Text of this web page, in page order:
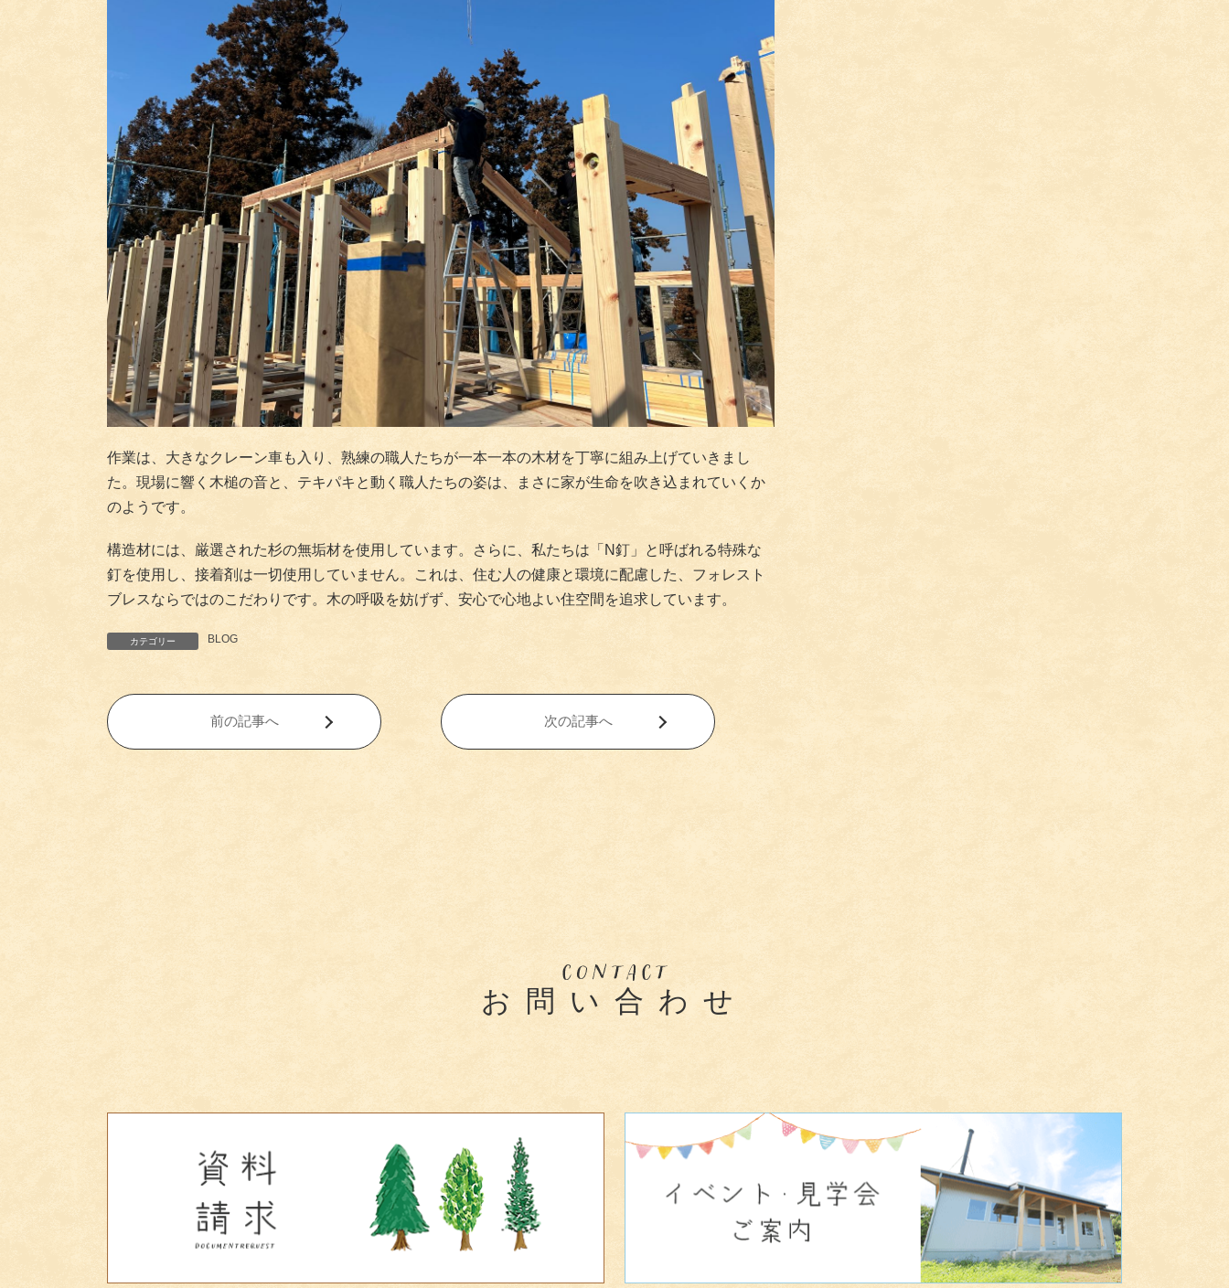
作業は、大きなクレーン車も入り、熟練の職人たちが一本一本の木材を丁寧に組み上げていきまし
た。現場に響く木槌の音と、テキパキと動く職人たちの姿は、まさに家が生命を吹き込まれていくか
のようです。
構造材には、厳選された杉の無垢材を使用しています。さらに、私たちは「N釘」と呼ばれる特殊な
釘を使用し、接着剤は一切使用していません。これは、住む人の健康と環境に配慮した、フォレスト
ブレスならではのこだわりです。木の呼吸を妨げず、安心で心地よい住空間を追求しています。
カテゴリー BLOG
前の記事へ 次の記事へ
お問い合わせ